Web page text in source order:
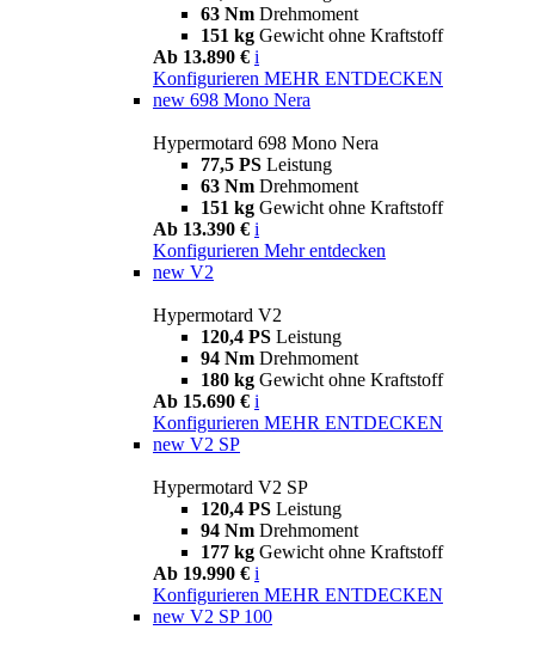
63 Nm Drehmoment
151 kg Gewicht ohne Kraftstoff
Ab 13.890 € i
Konfigurieren MEHR ENTDECKEN
new 698 Mono Nera
Hypermotard 698 Mono Nera
77,5 PS Leistung
63 Nm Drehmoment
151 kg Gewicht ohne Kraftstoff
Ab 13.390 € i
Konfigurieren Mehr entdecken
new V2
Hypermotard V2
120,4 PS Leistung
94 Nm Drehmoment
180 kg Gewicht ohne Kraftstoff
Ab 15.690 € i
Konfigurieren MEHR ENTDECKEN
new V2 SP
Hypermotard V2 SP
120,4 PS Leistung
94 Nm Drehmoment
177 kg Gewicht ohne Kraftstoff
Ab 19.990 € i
Konfigurieren MEHR ENTDECKEN
new V2 SP 100